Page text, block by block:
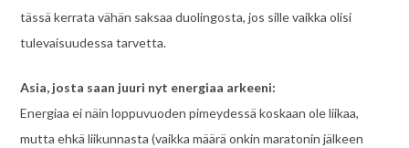
tässä kerrata vähän saksaa duolingosta, jos sille vaikka olisi
tulevaisuudessa tarvetta.
Asia, josta saan juuri nyt energiaa arkeeni:
Energiaa ei näin loppuvuoden pimeydessä koskaan ole liikaa,
mutta ehkä liikunnasta (vaikka määrä onkin maratonin jälkeen